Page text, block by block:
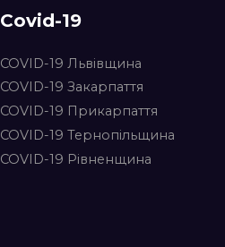
Covid-19
COVID-19 Львівщина
COVID-19 Закарпаття
COVID-19 Прикарпаття
COVID-19 Тернопільщина
COVID-19 Рівненщина